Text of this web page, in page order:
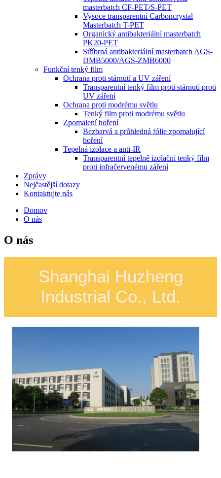
masterbatch CF-PET/S-PET
Vysoce transparentní Carboncrystal
Masterbatch T-PET
Organický antibakteriální masterbatch
PK20-PET
Stříbrná antibakteriální masterbatch AGS-
DMB5000/AGS-ZMB6000
Funkční tenký film
Ochrana proti stárnutí a UV záření
Transparentní tenký film proti stárnutí proti
UV záření
Ochrana proti modrému světlu
Tenký film proti modrému světlu
Zpomalení hoření
Bezbarvá a průhledná fólie zpomalující
hoření
Tepelná izolace a anti-IR
Transparentní tepelně izolační tenký film
proti infračervenému záření
Zprávy
Nejčastější dotazy
Kontaktujte nás
Domov
O nás
O nás
Shanghai Huzheng
Industrial Co., Ltd.